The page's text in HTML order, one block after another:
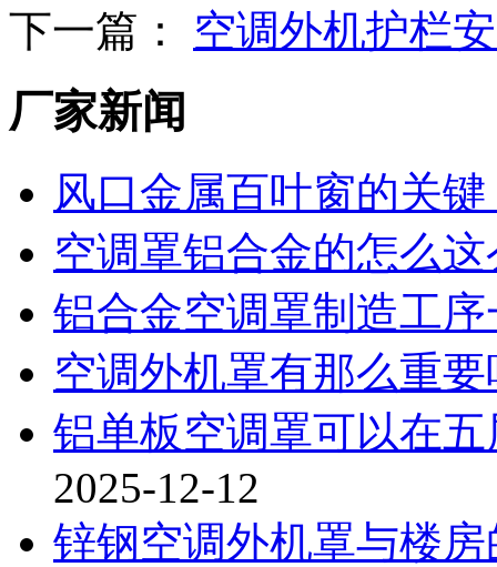
下一篇： 空调外机护栏
厂家新闻
风口金属百叶窗的关键
空调罩铝合金的怎么
铝合金空调罩制造工
空调外机罩有那么重
铝单板空调罩可以在
2025-12-12
锌钢空调外机罩与楼